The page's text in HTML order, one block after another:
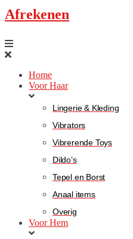
Afrekenen
Home
Voor Haar
Lingerie & Kleding
Vibrators
Vibrerende Toys
Dildo’s
Tepel en Borst
Anaal items
Overig
Voor Hem